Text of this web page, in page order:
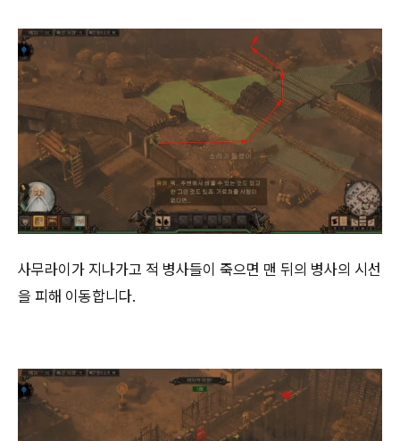
사무라이가 지나가고 적 병사들이 죽으면 맨 뒤의 병사의 시선
을 피해 이동합니다.